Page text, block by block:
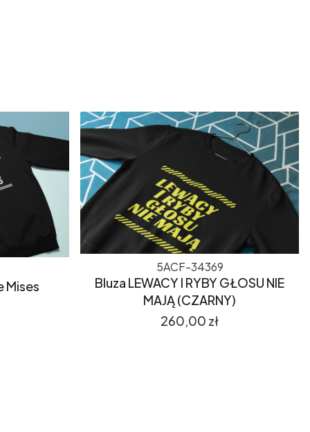
Mises
5ACF-34369
Bluza LEWACY I RYBY GŁOSU NIE
MAJĄ (CZARNY)
Cena
260,00 zł